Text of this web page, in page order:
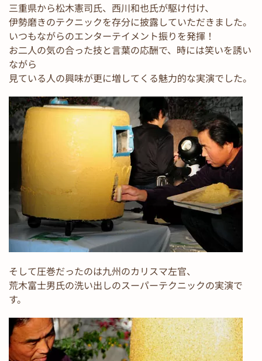
三重県から松木憲司氏、西川和也氏が駆け付け、
伊勢磨きのテクニックを存分に披露していただきました。
いつもながらのエンターテイメント振りを発揮！
お二人の気の合った技と言葉の応酬で、時には笑いを誘い
ながら
見ている人の興味が更に増してくる魅力的な実演でした。
そして圧巻だったのは九州のカリスマ左官、
荒木富士男氏の洗い出しのスーパーテクニックの実演で
す。